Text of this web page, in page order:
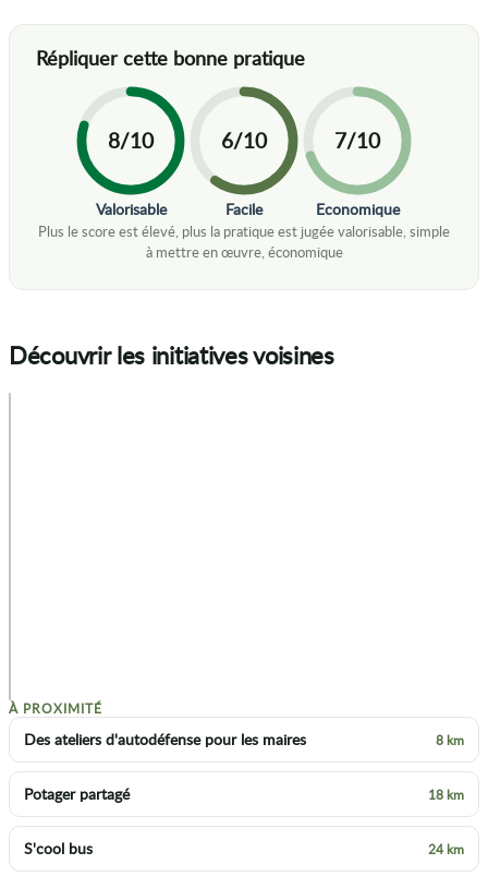
8/10
Valorisable
6/10
Facile
7/10
Economique
Découvrir les initiatives voisines
À PROXIMITÉ
Des ateliers d'autodéfense pour les maires 8 km
Potager partagé 18 km
S'cool bus 24 km